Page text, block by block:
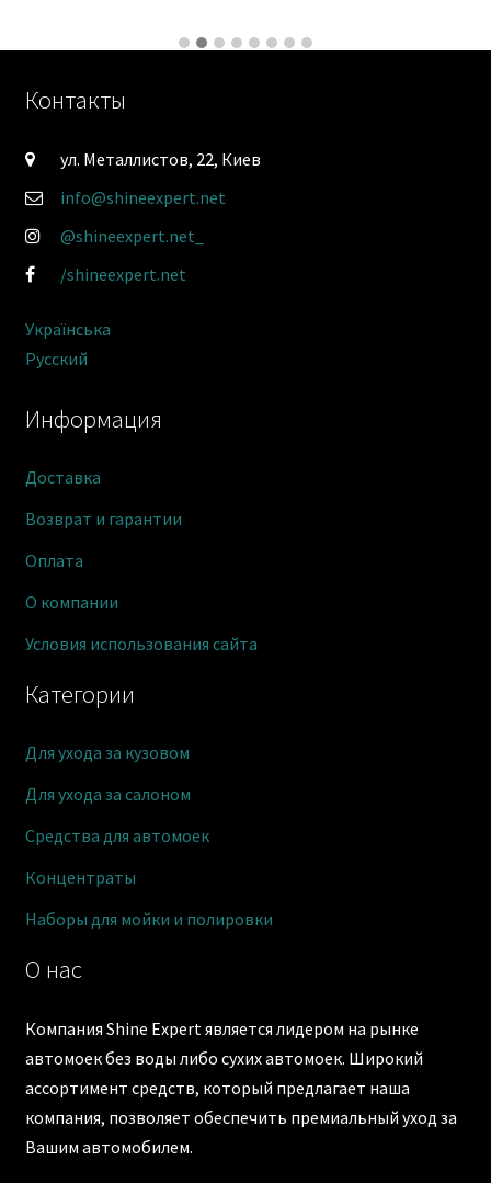
О нас
Компания Shine Expert является лидером на рынке
автомоек без воды либо сухих автомоек. Широкий
ассортимент средств, который предлагает наша
компания, позволяет обеспечить премиальный уход за
Вашим автомобилем.
Категории
Для ухода за кузовом
Для ухода за салоном
Средства для автомоек
Концентраты
Наборы для мойки и полировки
Информация
Доставка
Возврат и гарантии
Оплата
О компании
Условия использования сайта
Контакты
ул. Металлистов, 22, Киев
info@shineexpert.net
@shineexpert.net_
/shineexpert.net
Українська
Русский